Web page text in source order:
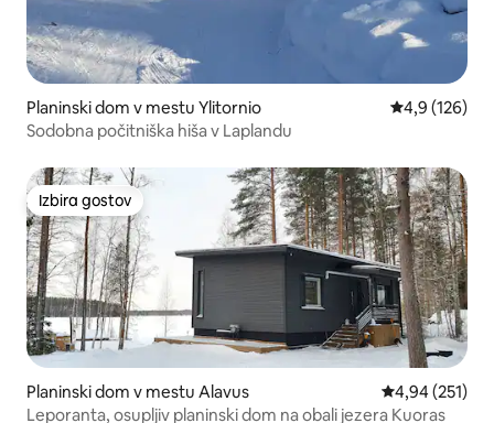
Planinski dom v mestu Ylitornio Povprečna
4,9 (126)
Sodobna počitniška hiša v Laplandu
Izbira gostov
Izbira gostov
Planinski dom v mestu Alavus Povprečna
4,94 (251)
Leporanta, osupljiv planinski dom na obali jezera Kuoras